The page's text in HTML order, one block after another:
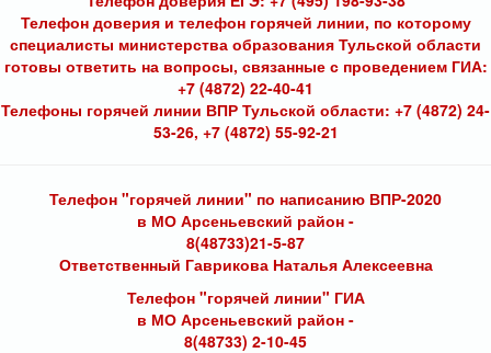
Телефон доверия и телефон горячей линии, по которому
специалисты министерства образования Тульской области
готовы ответить на вопросы, связанные с проведением ГИА:
+7 (4872) 22-40-41
Телефоны горячей линии ВПР Тульской области: +7 (4872) 24-
53-26, +7 (4872) 55-92-21
Телефон "горячей линии" по написанию ВПР-2020
в МО Арсеньевский район -
8(48733)21-5-87
Ответственный Гаврикова Наталья Алексеевна
Телефон "горячей линии" ГИА
в МО Арсеньевский район -
8(48733) 2-10-45